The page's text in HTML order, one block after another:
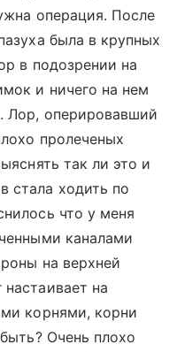
операция. После
была в крупных
в подозрении на
и ничего на нем
Лор, оперировавший
пролеченых
так ли это и
стала ходить по
что у меня
каналами
на верхней
на
корнями, корни
Очень плохо